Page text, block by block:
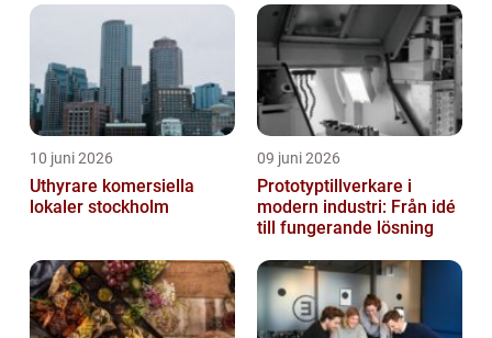
10 juni 2026
Uthyrare komersiella
lokaler stockholm
09 juni 2026
Prototyptillverkare i
modern industri: Från idé
till fungerande lösning